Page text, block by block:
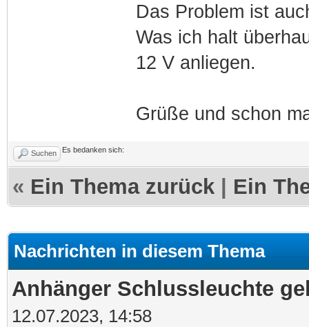
Das Problem ist
Was ich halt
12 V anliegen.
Grüße und schon
Suchen Es bedanken sich:
« Ein Thema zurück Ein
Nachrichten in diesem Thema
Anhänger Schlussleuchte
12.07.2023, 14:58